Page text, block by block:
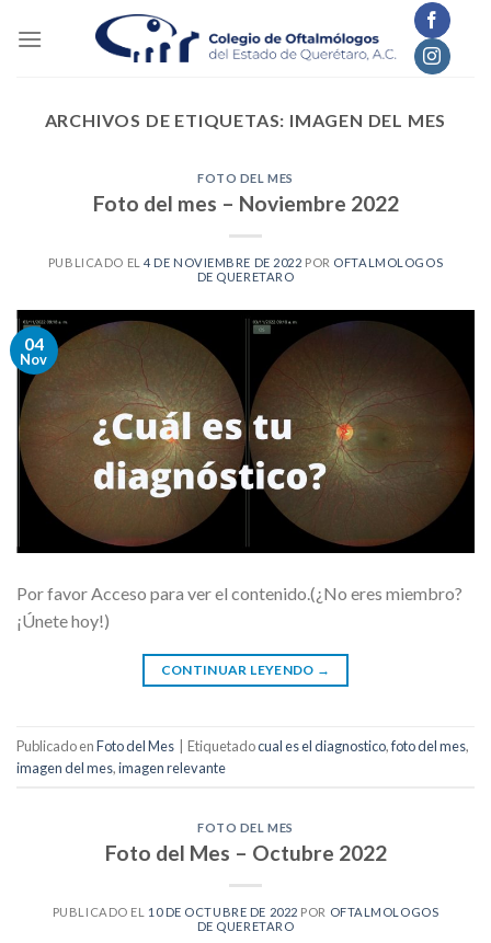
ARCHIVOS DE ETIQUETAS: IMAGEN DEL MES
FOTO DEL MES
Foto del mes – Noviembre 2022
PUBLICADO EL4 DE NOVIEMBRE DE 2022 POR OFTALMOLOGOS
DE QUERETARO
04
Nov
Por favor Acceso para ver el contenido.(¿No eres miembro?
¡Únete hoy!)
CONTINUAR LEYENDO →
Publicado enFoto del Mes Etiquetadocual es el diagnostico,foto del mes,
imagen del mes,imagen relevante
FOTO DEL MES
Foto del Mes – Octubre 2022
PUBLICADO EL 10 DE OCTUBRE DE 2022 POR OFTALMOLOGOS
DE QUERETARO